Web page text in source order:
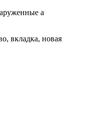
a
вкладка, новая